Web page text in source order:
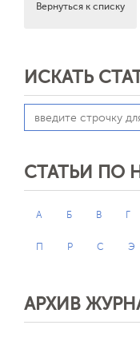
Вернуться к списку
ИСКАТЬ
СТАТЬИ ПО
А Б В Г
П Р С Э
АРХИВ